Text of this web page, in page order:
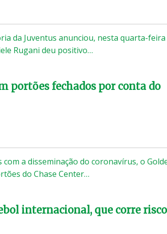
da Juventus anunciou, nesta quarta-feira
Rugani deu positivo…
portões fechados por conta do
a disseminação do coronavírus, o
do Chase Center…
internacional, que corre